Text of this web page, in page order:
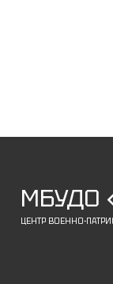
МБУДО
ЦЕНТР ВОЕННО-